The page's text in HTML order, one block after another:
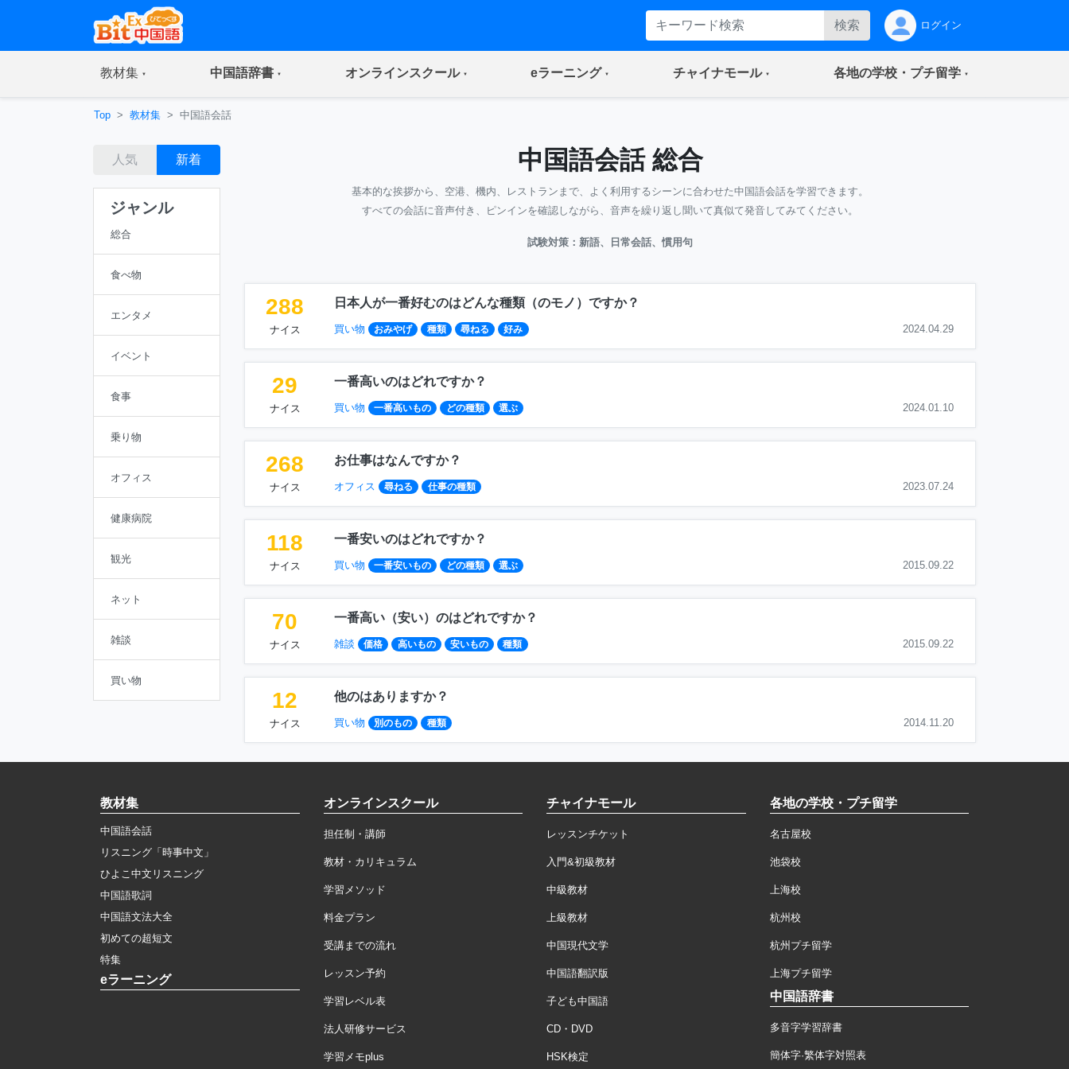
検索 ログイン
教材集(current) 中国語辞書(current) オンラインスクール(current) eラーニング(current) チャイナモール(current) 各地の学校・プチ留学(current)
Top 教材集 中国語会話
人気 新着
ジャンル
総合
食べ物
エンタメ
イベント
食事
乗り物
オフィス
健康病院
観光
ネット
雑談
買い物
中国語会話 総合
基本的な挨拶から、空港、機内、レストランまで、よく利用するシーンに合わせた中国語会話を学習できます。
すべての会話に音声付き、ピンインを確認しながら、音声を繰り返し聞いて真似て発音してみてください。
試験対策：新語、日常会話、慣用句
288
ナイス
日本人が一番好むのはどんな種類（のモノ）ですか？
買い物 おみやげ 種類 尋ねる 好み 2024.04.29
29
ナイス
一番高いのはどれですか？
買い物 一番高いもの どの種類 選ぶ 2024.01.10
268
ナイス
お仕事はなんですか？
オフィス 尋ねる 仕事の種類 2023.07.24
118
ナイス
一番安いのはどれですか？
買い物 一番安いもの どの種類 選ぶ 2015.09.22
70
ナイス
一番高い（安い）のはどれですか？
雑談 価格 高いもの 安いもの 種類 2015.09.22
12
ナイス
他のはありますか？
買い物 別のもの 種類 2014.11.20
教材集
中国語会話
リスニング「時事中文」
ひよこ中文リスニング
中国語歌詞
中国語文法大全
初めての超短文
特集
eラーニング
オンラインスクール
担任制・講師
教材・カリキュラム
学習メソッド
料金プラン
受講までの流れ
レッスン予約
学習レベル表
法人研修サービス
学習メモplus
チャイナモール
レッスンチケット
入門&初級教材
中級教材
上級教材
中国現代文学
中国語翻訳版
子ども中国語
CD・DVD
HSK検定
各地の学校・プチ留学
名古屋校
池袋校
上海校
杭州校
杭州プチ留学
上海プチ留学
中国語辞書
多音字学習辞書
簡体字·繁体字対照表